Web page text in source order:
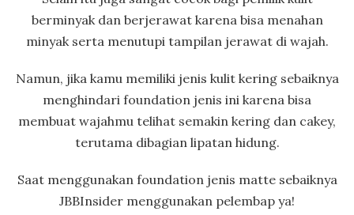
berminyak dan berjerawat karena bisa menahan
minyak serta menutupi tampilan jerawat di wajah.
Namun, jika kamu memiliki jenis kulit kering sebaiknya
menghindari foundation jenis ini karena bisa
membuat wajahmu telihat semakin kering dan cakey,
terutama dibagian lipatan hidung.
Saat menggunakan foundation jenis matte sebaiknya
JBBInsider menggunakan pelembap ya!